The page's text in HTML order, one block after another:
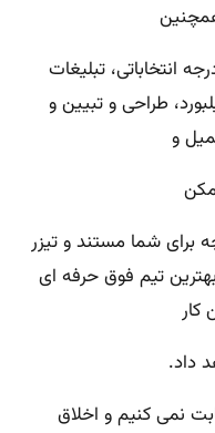
شعار، طراحی کمپین های ۳۶۰درجه انتخاباتی، تبلیغات
طراحی و تبیین و
و
برای شما مستند و تیزر
تیم فوق حرفه ای
کار
داد.
نمی کنیم و اخلاق